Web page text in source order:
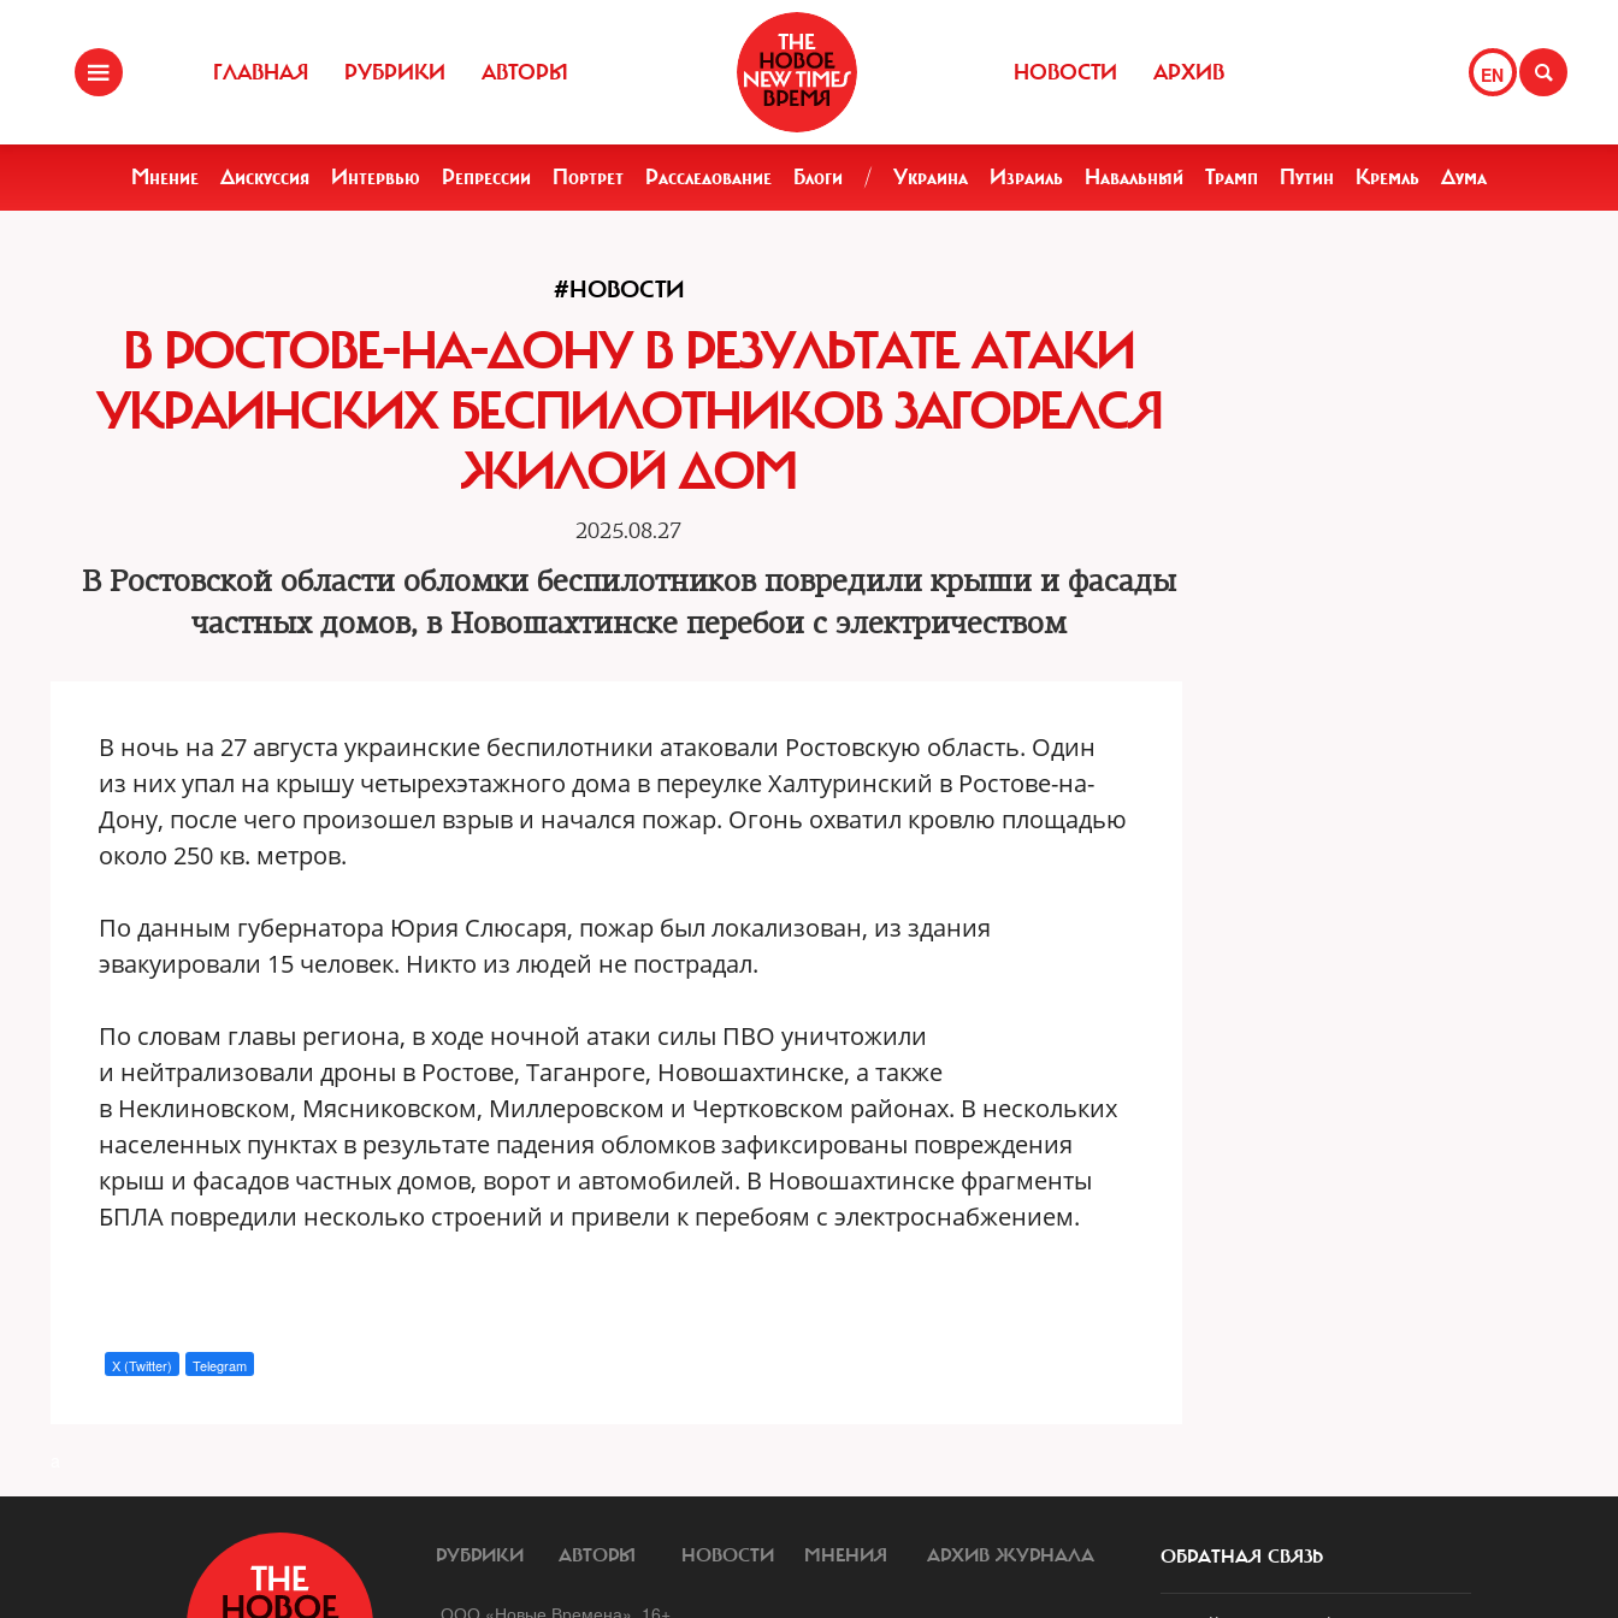
ГЛАВНАЯ РУБРИКИ АВТОРЫ EN
НОВОСТИ АРХИВ
Мнение Дискуссия Интервью Репрессии Портрет Расследование Блоги / Украина Израиль Навальный Трамп Путин Кремль Дума
#НОВОСТИ
В РОСТОВЕ-НА-ДОНУ В РЕЗУЛЬТАТЕ АТАКИ
УКРАИНСКИХ БЕСПИЛОТНИКОВ ЗАГОРЕЛСЯ
ЖИЛОЙ ДОМ
2025.08.27
В Ростовской области обломки беспилотников повредили крыши и фасады
частных домов, в Новошахтинске перебои с электричеством
В ночь на 27 августа украинские беспилотники атаковали Ростовскую область. Один
из них упал на крышу четырехэтажного дома в переулке Халтуринский в Ростове-на-
Дону, после чего произошел взрыв и начался пожар. Огонь охватил кровлю площадью
около 250 кв. метров.
По данным губернатора Юрия Слюсаря, пожар был локализован, из здания
эвакуировали 15 человек. Никто из людей не пострадал.
По словам главы региона, в ходе ночной атаки силы ПВО уничтожили
и нейтрализовали дроны в Ростове, Таганроге, Новошахтинске, а также
в Неклиновском, Мясниковском, Миллеровском и Чертковском районах. В нескольких
населенных пунктах в результате падения обломков зафиксированы повреждения
крыш и фасадов частных домов, ворот и автомобилей. В Новошахтинске фрагменты
БПЛА повредили несколько строений и привели к перебоям с электроснабжением.
X (Twitter) Telegram
РУБРИКИ АВТОРЫ НОВОСТИ МНЕНИЯ АРХИВ ЖУРНАЛА
ООО «Новые Времена». 16+
ОБРАТНАЯ СВЯЗЬ